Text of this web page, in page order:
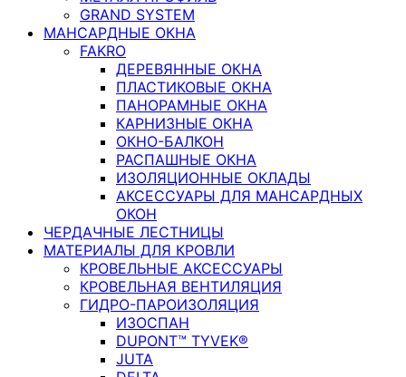
GRAND SYSTEM
МАНСАРДНЫЕ ОКНА
FAKRO
ДЕРЕВЯННЫЕ ОКНА
ПЛАСТИКОВЫЕ ОКНА
ПАНОРАМНЫЕ ОКНА
КАРНИЗНЫЕ ОКНА
ОКНО-БАЛКОН
РАСПАШНЫЕ ОКНА
ИЗОЛЯЦИОННЫЕ ОКЛАДЫ
АКСЕССУАРЫ ДЛЯ МАНСАРДНЫХ
ОКОН
ЧЕРДАЧНЫЕ ЛЕСТНИЦЫ
МАТЕРИАЛЫ ДЛЯ КРОВЛИ
КРОВЕЛЬНЫЕ АКСЕССУАРЫ
КРОВЕЛЬНАЯ ВЕНТИЛЯЦИЯ
ГИДРО-ПАРОИЗОЛЯЦИЯ
ИЗОСПАН
DUPONT™ TYVEK®
JUTA